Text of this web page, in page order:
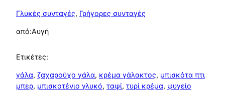
Γλυκές συνταγές, Γρήγορες συνταγές
από:Αυγή
Ετικέτες:
γάλα, ζαχαρούχο γάλα, κρέμα γάλακτος, μπισκότα πτι
μπερ, μπισκοτένιο γλυκό, ταψί, τυρί κρέμα, ψυγείο